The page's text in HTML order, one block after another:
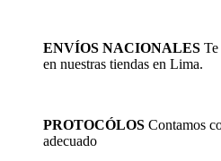
ENVÍOS NACIONALES
en nuestras tiendas en Lima.
PROTOCÓLOS Contamos
adecuado